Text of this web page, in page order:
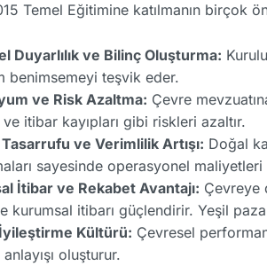
Temel Eğitimine katılmanın birçok
Duyarlılık ve Bilinç Oluşturma:
benimsemeyi teşvik eder.
ve Risk Azaltma: Çevre
ve itibar kayıpları gibi riskleri azaltır.
ve Verimlilik Artışı: Doğal
sayesinde operasyonel
İtibar ve Rekabet Avantajı: Çevreye
kurumsal itibarı güçlendirir. Yeşil
Kültürü: Çevresel
oluşturur.